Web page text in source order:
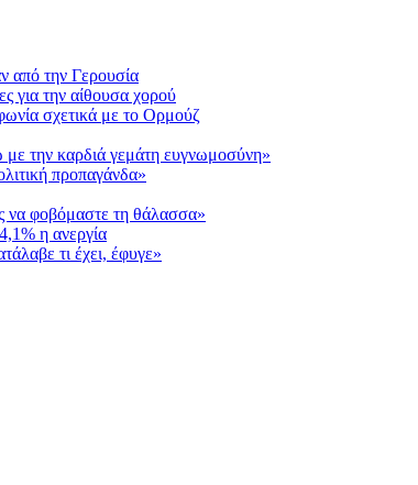
από την Γερουσία
για την αίθουσα χορού
σχετικά με το Ορμούζ
την καρδιά γεμάτη ευγνωμοσύνη»
προπαγάνδα»
να φοβόμαστε τη θάλασσα»
η ανεργία
τι έχει, έφυγε»